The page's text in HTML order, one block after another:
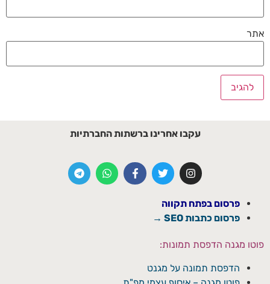
אתר
עקבו אחרינו ברשתות החברתיות
פרסום בפתח תקווה
פרסום כתבות SEO →
פוטו מגנה הדפסת תמונות:
הדפסת תמונה על מגנט